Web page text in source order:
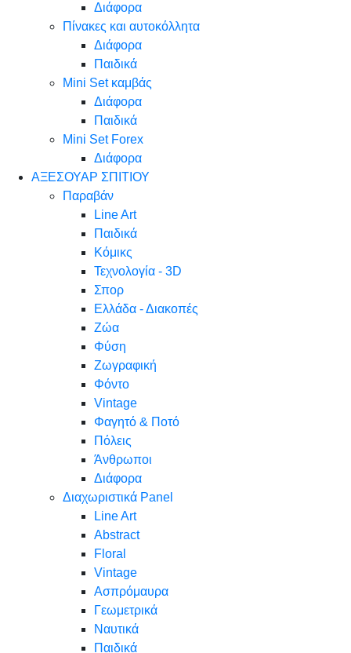
Διάφορα
Πίνακες και αυτοκόλλητα
Διάφορα
Παιδικά
Mini Set καμβάς
Διάφορα
Παιδικά
Mini Set Forex
Διάφορα
ΑΞΕΣΟΥΑΡ ΣΠΙΤΙΟΥ
Παραβάν
Line Art
Παιδικά
Κόμικς
Τεχνολογία - 3D
Σπορ
Ελλάδα - Διακοπές
Ζώα
Φύση
Ζωγραφική
Φόντο
Vintage
Φαγητό & Ποτό
Πόλεις
Άνθρωποι
Διάφορα
Διαχωριστικά Panel
Line Art
Abstract
Floral
Vintage
Ασπρόμαυρα
Γεωμετρικά
Ναυτικά
Παιδικά